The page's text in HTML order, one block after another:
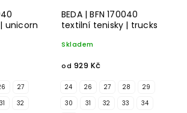
unicorn
27
31 32
BEDA | BFN 170040
textilní tenisky | trucks
Skladem
od 929 Kč
24 26 27 28 29
30 31 32 33 34